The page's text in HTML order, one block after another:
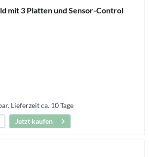
mit 3 Platten und Sensor-Control
Lieferzeit ca. 10 Tage
Jetzt kaufen